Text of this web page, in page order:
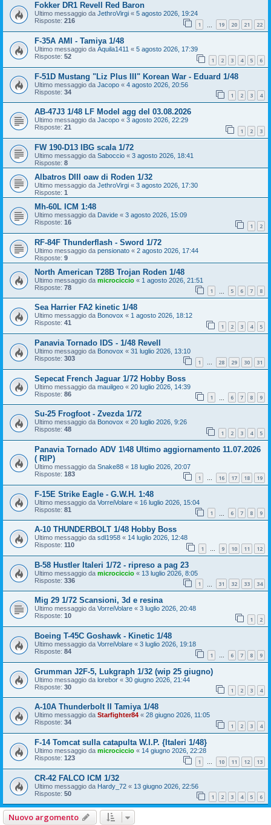
Fokker DR1 Revell Red Baron
Ultimo messaggio da JethroVirgi « 5 agosto 2026, 19:24
Risposte: 216 1 19 20 21 22
F-35A AMI - Tamiya 1/48
Ultimo messaggio da Aquila1411 « 5 agosto 2026, 17:39
Risposte: 52 1 2 3 4 5 6
F-51D Mustang "Liz Plus III" Korean War - Eduard 1/48
Ultimo messaggio da Jacopo « 4 agosto 2026, 20:56
Risposte: 34 1 2 3 4
AB-47J3 1/48 LF Model agg del 03.08.2026
Ultimo messaggio da Jacopo « 3 agosto 2026, 22:29
Risposte: 21 1 2 3
FW 190-D13 IBG scala 1/72
Ultimo messaggio da Saboccio « 3 agosto 2026, 18:41
Risposte: 8
Albatros DIII oaw di Roden 1/32
Ultimo messaggio da JethroVirgi « 3 agosto 2026, 17:30
Risposte: 1
Mh-60L ICM 1:48
Ultimo messaggio da Davide « 3 agosto 2026, 15:09
Risposte: 16 1 2
RF-84F Thunderflash - Sword 1/72
Ultimo messaggio da pensionato « 2 agosto 2026, 17:44
Risposte: 9
North American T28B Trojan Roden 1/48
Ultimo messaggio da microciccio « 1 agosto 2026, 21:51
Risposte: 78 1 5 6 7 8
Sea Harrier FA2 kinetic 1/48
Ultimo messaggio da Bonovox « 1 agosto 2026, 18:12
Risposte: 41 1 2 3 4 5
Panavia Tornado IDS - 1/48 Revell
Ultimo messaggio da Bonovox « 31 luglio 2026, 13:10
Risposte: 303 1 … 28 29 30 31
Sepecat French Jaguar 1/72 Hobby Boss
Ultimo messaggio da mauilgeo « 20 luglio 2026, 14:39
Risposte: 86 1 6 7 8 9
Su-25 Frogfoot - Zvezda 1/72
Ultimo messaggio da Bonovox « 20 luglio 2026, 9:26
Risposte: 48 1 2 3 4 5
Panavia Tornado ADV 1\48 Ultimo aggiornamento 11.07.2026
( RIP)
Ultimo messaggio da Snake88 « 18 luglio 2026, 20:07
Risposte: 183 1 16 17 18 19
F-15E Strike Eagle - G.W.H. 1:48
Ultimo messaggio da VorreiVolare « 16 luglio 2026, 15:04
Risposte: 81 1 6 7 8 9
A-10 THUNDERBOLT 1/48 Hobby Boss
Ultimo messaggio da sdl1958 « 14 luglio 2026, 12:48
Risposte: 110 1 … 9 10 11 12
B-58 Hustler Italeri 1/72 - ripreso a pag 23
Ultimo messaggio da microciccio « 13 luglio 2026, 8:05
Risposte: 336 1 31 32 33 34
Mig 29 1/72 Scansioni, 3d e resina
Ultimo messaggio da VorreiVolare « 3 luglio 2026, 20:48
Risposte: 10 1 2
Boeing T-45C Goshawk - Kinetic 1/48
Ultimo messaggio da VorreiVolare « 3 luglio 2026, 19:18
Risposte: 84 1 … 6 7 8 9
Grumman J2F-5, Lukgraph 1/32 (wip 25 giugno)
Ultimo messaggio da lorebor « 30 giugno 2026, 21:44
Risposte: 30 1 2 3 4
A-10A Thunderbolt II Tamiya 1/48
Ultimo messaggio da Starfighter84 « 28 giugno 2026, 11:05
Risposte: 34 1 2 3 4
F-14 Tomcat sulla catapulta W.I.P. {Italeri 1/48}
Ultimo messaggio da microciccio « 14 giugno 2026, 22:28
Risposte: 123 1 … 10 11 12 13
CR-42 FALCO ICM 1/32
Ultimo messaggio da Hardy_72 « 13 giugno 2026, 22:56
Risposte: 50 1 2 3 4 5 6
Nuovo argomento